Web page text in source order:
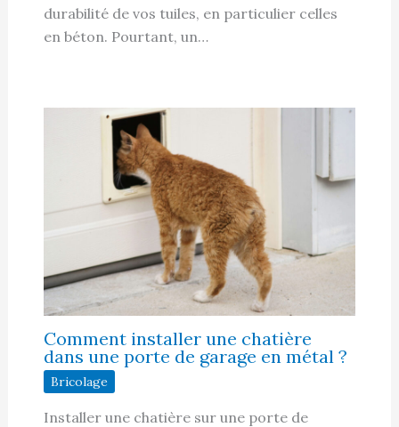
durabilité de vos tuiles, en particulier celles
en béton. Pourtant, un…
Comment installer une chatière
dans une porte de garage en métal ?
Bricolage
Installer une chatière sur une porte de